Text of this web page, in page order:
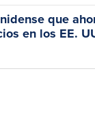
que
en los EE.